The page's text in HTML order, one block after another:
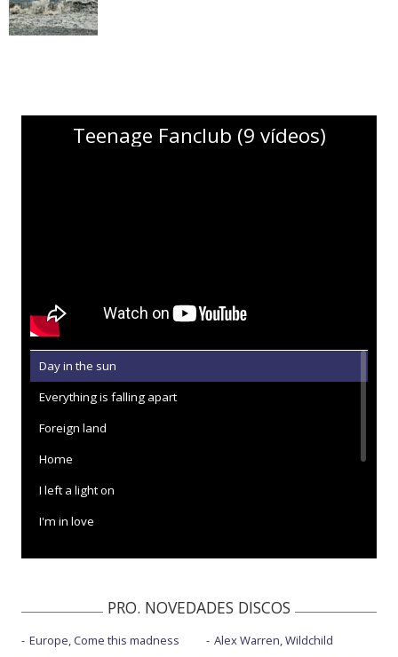
Teenage Fanclub (9 vídeos)
Day in the sun
Everything is falling apart
Foreign land
Home
I left a light on
I'm in love
Tired of being alonePRO. NOVEDADES DISCOS
Europe, Come this madness
Alex Warren, Wildchild